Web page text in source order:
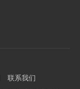
联系我们